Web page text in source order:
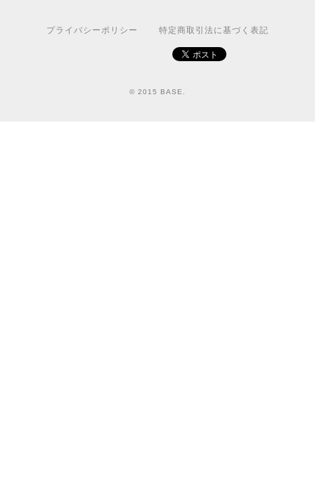
プライバシーポリシー 特定商取引法に基づく表記
© 2015 BASE.